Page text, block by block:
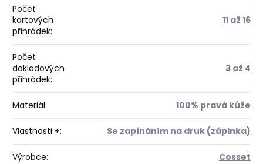
Počet
kartových
přihrádek:
11 až 16
Počet
dokladových
přihrádek:
3 až 4
Materiál: 100% pravá kůže
Vlastnosti +: Se zapínáním na druk (zápinka)
Výrobce: Cosset